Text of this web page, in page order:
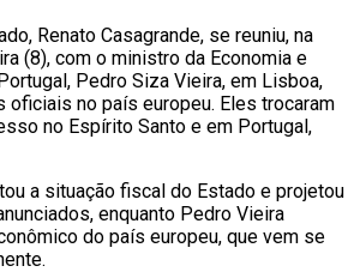
Renato Casagrande, se reuniu, na
(8), com o ministro da Economia e
Pedro Siza Vieira, em Lisboa,
oficiais no país europeu. Eles trocaram
no Espírito Santo e em Portugal,
a situação fiscal do Estado e projetou
enquanto Pedro Vieira
do país europeu, que vem se